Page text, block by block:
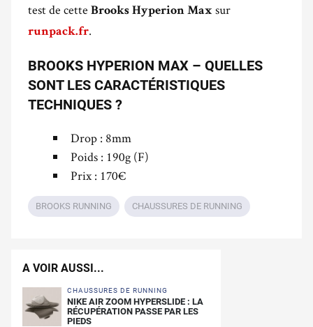
test de cette Brooks Hyperion Max sur
runpack.fr.
BROOKS HYPERION MAX – QUELLES
SONT LES CARACTÉRISTIQUES
TECHNIQUES ?
Drop : 8mm
Poids : 190g (F)
Prix : 170€
BROOKS RUNNING CHAUSSURES DE RUNNING
A VOIR AUSSI...
CHAUSSURES DE RUNNING
NIKE AIR ZOOM HYPERSLIDE : LA
RÉCUPÉRATION PASSE PAR LES
PIEDS